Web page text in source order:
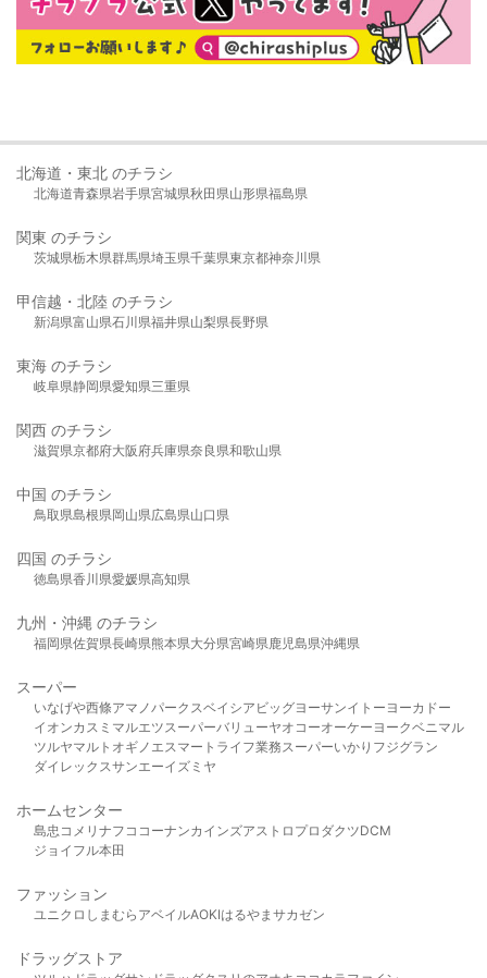
北海道・東北 のチラシ
北海道青森県岩手県宮城県秋田県山形県福島県
関東 のチラシ
茨城県栃木県群馬県埼玉県千葉県東京都神奈川県
甲信越・北陸 のチラシ
新潟県富山県石川県福井県山梨県長野県
東海 のチラシ
岐阜県静岡県愛知県三重県
関西 のチラシ
滋賀県京都府大阪府兵庫県奈良県和歌山県
中国 のチラシ
鳥取県島根県岡山県広島県山口県
四国 のチラシ
徳島県香川県愛媛県高知県
九州・沖縄 のチラシ
福岡県佐賀県長崎県熊本県大分県宮崎県鹿児島県沖縄県
スーパー
いなげや西條アマノパークスベイシア ビッグヨーサンイトーヨーカドー
イオンカスミ マルエツスーパーバリューヤオコーオーケー ヨークベニマル
ツルヤマルト オギノ エスマート ライフ業務スーパーいかり フジグラン
ダイレックスサンエーイズミヤ
ホームセンター
島忠 コメリ ナフコ コーナンカインズアストロプロダクツDCM
ジョイフル本田
ファッション
ユニクロ しまむら アベイルAOKIはるやま サカゼン
ドラッグストア